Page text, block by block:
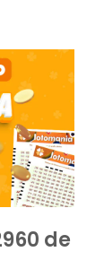
de